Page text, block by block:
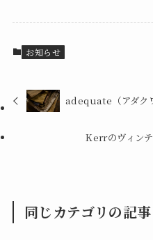
お知らせ
adequate（アダク
Kerrのヴィン
同じカテゴリの記事